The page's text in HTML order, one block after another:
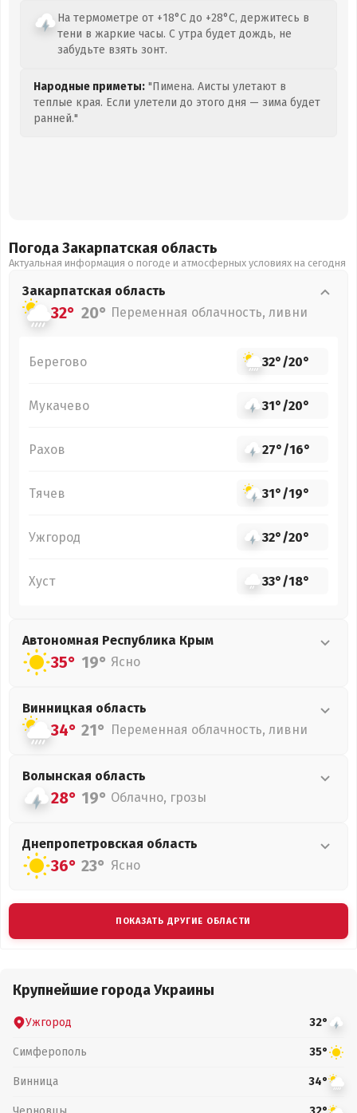
На термометре от +18°C до +28°C, держитесь в
тени в жаркие часы. С утра будет дождь, не
забудьте взять зонт.
Народные приметы: "Пимена. Аисты улетают в
теплые края. Если улетели до этого дня — зима будет
ранней."
Погода Закарпатская область
Актуальная информация о погоде и атмосферных условиях на сегодня
Закарпатская область
32° 20° Переменная облачность, ливни
Берегово 32°/20°
Мукачево 31°/20°
Рахов 27°/16°
Тячев 31°/19°
Ужгород 32°/20°
Хуст 33°/18°
Автономная Республика Крым
35° 19° Ясно
Винницкая область
34° 21° Переменная облачность, ливни
Волынская область
28° 19° Облачно, грозы
Днепропетровская область
36° 23° Ясно
ПОКАЗАТЬ ДРУГИЕ ОБЛАСТИ
Крупнейшие города Украины
Ужгород 32°
Симферополь 35°
Винница 34°